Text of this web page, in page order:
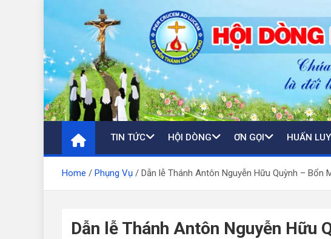
TIN TỨC HỘI DÒNG ƠN GỌI HUẤN
Home Phụng Vụ Dẫn lễ Thánh Antôn Nguyễn Hữu Quỳnh – Bổn
Dẫn lễ Thánh Antôn Nguyễn Hữu